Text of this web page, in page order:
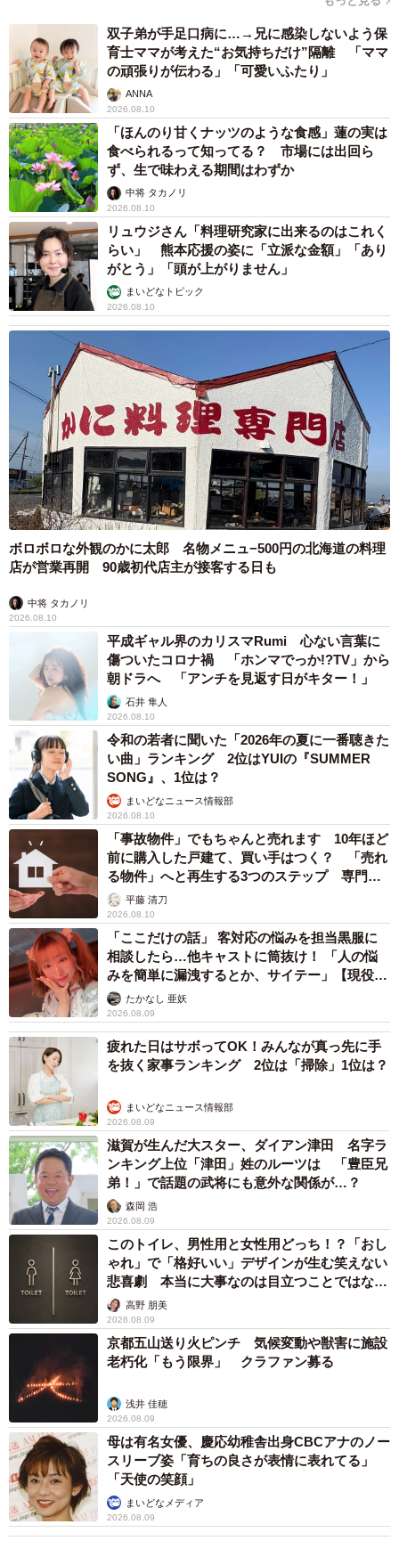
双子弟が手足口病に…→兄に感染しないよう保
育士ママが考えた“お気持ちだけ”隔離 「ママ
の頑張りが伝わる」「可愛いふたり」
ANNA
2026.08.10
「ほんのり甘くナッツのような食感」蓮の実は
食べられるって知ってる？ 市場には出回ら
ず、生で味わえる期間はわずか
中将 タカノリ
2026.08.10
リュウジさん「料理研究家に出来るのはこれく
らい」 熊本応援の姿に「立派な金額」「あり
がとう」「頭が上がりません」
まいどなトピック
2026.08.10
ボロボロな外観のかに太郎 名物メニュ−500円の北海道の料理
店が営業再開 90歳初代店主が接客する日も
中将 タカノリ
2026.08.10
平成ギャル界のカリスマRumi 心ない言葉に
傷ついたコロナ禍 「ホンマでっか!?TV」から
朝ドラへ 「アンチを見返す日がキター！」
石井 隼人
2026.08.10
令和の若者に聞いた「2026年の夏に一番聴きた
い曲」ランキング 2位はYUIの『SUMMER
SONG』、1位は？
まいどなニュース情報部
2026.08.10
「事故物件」でもちゃんと売れます 10年ほど
前に購入した戸建て、買い手はつく？ 「売れ
る物件」へと再生する3つのステップ 専門家
が解説平藤 清刀
2026.08.10
「ここだけの話」 客対応の悩みを担当黒服に
相談したら…他キャストに筒抜け！ 「人の悩
みを簡単に漏洩するとか、サイテー」【現役キ
ャストに取材】
たかなし 亜妖
2026.08.09
疲れた日はサボってOK！みんなが真っ先に手
を抜く家事ランキング 2位は「掃除」1位は？
まいどなニュース情報部
2026.08.09
滋賀が生んだ大スター、ダイアン津田 名字ラ
ンキング上位「津田」姓のルーツは 「豊臣兄
弟！」で話題の武将にも意外な関係が…？
森岡 浩
2026.08.09
このトイレ、男性用と女性用どっち！？「おし
ゃれ」で「格好いい」デザインが生む笑えない
悲喜劇 本当に大事なのは目立つことではな
く…高野 朋美
2026.08.09
京都五山送り火ピンチ 気候変動や獣害に施設
老朽化「もう限界」 クラファン募る
浅井 佳穂
2026.08.09
母は有名女優、慶応幼稚舎出身CBCアナのノー
スリーブ姿「育ちの良さが表情に表れてる」
「天使の笑顔」
まいどなメディア
2026.08.09